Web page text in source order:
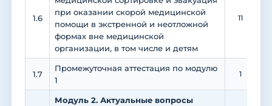
1.6
при оказании скорой медицинской
помощи в экстренной и неотложной
формах вне медицинской
организации, в том числе и детям
11
1.7
Промежуточная аттестация по модулю
1
1
Модуль 2. Актуальные вопросы